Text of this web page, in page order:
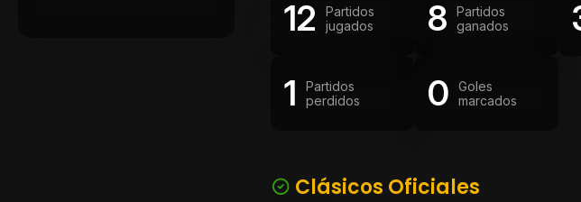
12
Partidos
jugados
8
Partidos
ganados
1
Partidos
perdidos
0
Goles
marcados
Clásicos Oficiales